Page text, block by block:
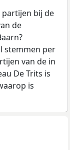
bij de
de
stemmen per
van de in
De Trits is
is